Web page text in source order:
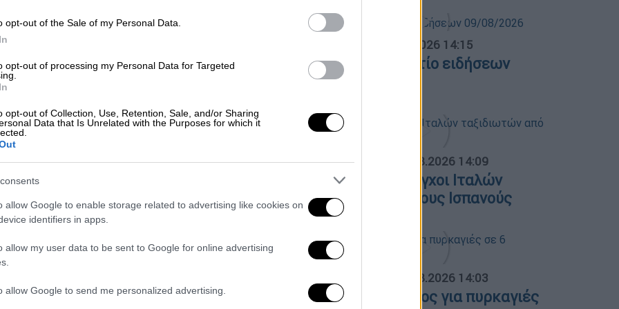
opt-out of the Sale of my Personal Data.
opt-out of processing my Personal Data for Targeted
opt-out of Collection, Use, Retention, Sale, and/or Sharing
Data that Is Unrelated with the Purposes for which it
allow Google to enable storage related to advertising like cookies on
identifiers in apps.
allow my user data to be sent to Google for online advertising
allow Google to send me personalized advertising.
14.07.2026 07:50
αεροπλάνο» λέει η σύζυγος του
παράθυρο σε πτήση της Ryanair
Τις στιγμές τρόμου που έζησε σε
σύζυγος του 61χρονου
Lifestyle 11.07.2026 17:54
χρόνο μετά το σοβαρό ατύχημα
09.08.2026 14:15
Μεσημεριανό δελτίο ειδήσεων
09/08/2026
ΑΠΟΣΠΑΣΜΑΤΑ... 09.08.2026 14:09
Εξονυχιστικοί έλεγχοι Ιταλών
ταξιδιωτών από τους Ισπανούς
09.08.2026 14:03
Αυξημένος κίνδυνος για πυρκαγιές